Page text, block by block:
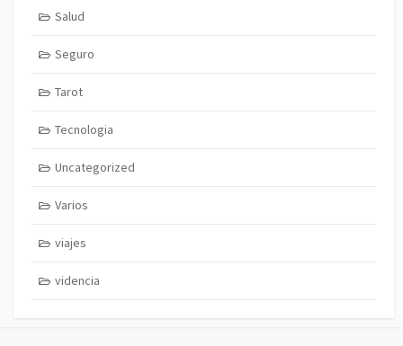
Salud
Seguro
Tarot
Tecnologia
Uncategorized
Varios
viajes
videncia